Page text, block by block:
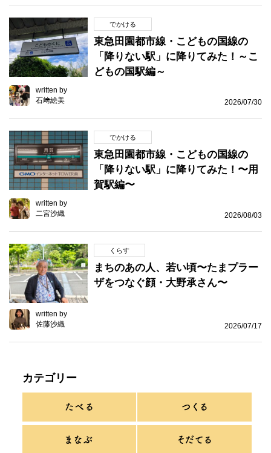
でかける
東急田園都市線・こどもの国線の
「降りない駅」に降りてみた！～こ
どもの国駅編～
written by
石﨑絵美
2026/07/30
でかける
東急田園都市線・こどもの国線の
「降りない駅」に降りてみた！〜用
賀駅編〜
written by
二宮沙織
2026/08/03
くらす
まちのあの人、若い頃〜たまプラー
ザをつなぐ顔・大野承さん〜
written by
佐藤沙織
2026/07/17
カテゴリー